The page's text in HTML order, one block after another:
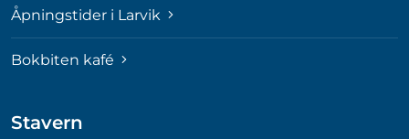
Åpningstider i Larvik
Bokbiten kafé
Stavern